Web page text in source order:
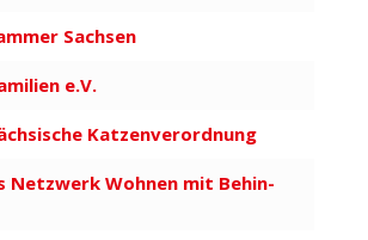
Sachsen
e.V.
Katzen­ver­ordnung
Netzwerk Wohnen mit Behin­